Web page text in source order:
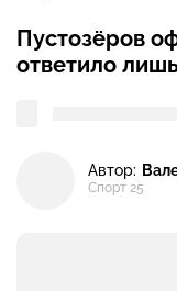
Пустозёров
ответило
Автор:
Спорт 25